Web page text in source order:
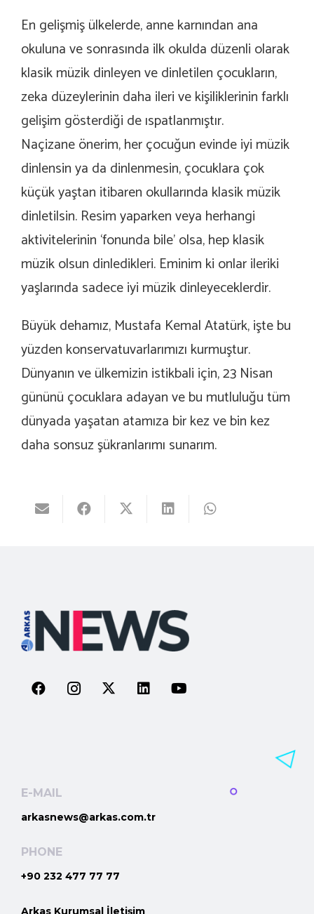
En gelişmiş ülkelerde, anne karnından ana
okuluna ve sonrasında ilk okulda düzenli olarak
klasik müzik dinleyen ve dinletilen çocukların,
zeka düzeylerinin daha ileri ve kişiliklerinin farklı
gelişim gösterdiği de ıspatlanmıştır.
Naçizane önerim, her çocuğun evinde iyi müzik
dinlensin ya da dinlenmesin, çocuklara çok
küçük yaştan itibaren okullarında klasik müzik
dinletilsin. Resim yaparken veya herhangi
aktivitelerinin ‘fonunda bile’ olsa, hep klasik
müzik olsun dinledikleri. Eminim ki onlar ileriki
yaşlarında sadece iyi müzik dinleyeceklerdir.
Büyük dehamız, Mustafa Kemal Atatürk, işte bu
yüzden konservatuvarlarımızı kurmuştur.
Dünyanın ve ülkemizin istikbali için, 23 Nisan
gününü çocuklara adayan ve bu mutluluğu tüm
dünyada yaşatan atamıza bir kez ve bin kez
daha sonsuz şükranlarımı sunarım.
E-MAIL
arkasnews@arkas.com.tr
PHONE
+90 232 477 77 77
Arkas Kurumsal İletişim